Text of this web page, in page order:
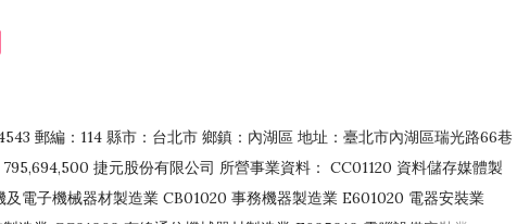
郵編：114 縣市：台北市 鄉鎮：內湖區 地址：臺北市內湖區瑞光路66巷
捷元股份有限公司 所營事業資料： CC01120 資料儲存媒體製
電子機械器材製造業 CB01020 事務機器製造業 E601020 電器安裝業